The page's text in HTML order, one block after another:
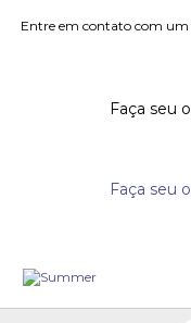
Entre em contato com um
Faça seu
Faça seu